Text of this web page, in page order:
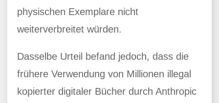
physischen Exemplare nicht
weiterverbreitet würden.
Dasselbe Urteil befand jedoch, dass die
frühere Verwendung von Millionen illegal
kopierter digitaler Bücher durch Anthropic